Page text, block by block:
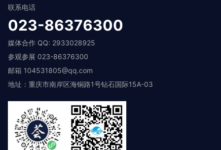
联系电话
023-86376300
媒体合作 QQ: 2933028925
参观参展 023-86376300
邮箱 104531805@qq.com
地址：重庆市南岸区海铜路1号钻石国际15A-03